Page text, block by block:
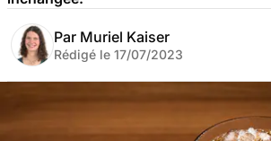
Par Muriel Kaiser
Rédigé le 17/07/2023